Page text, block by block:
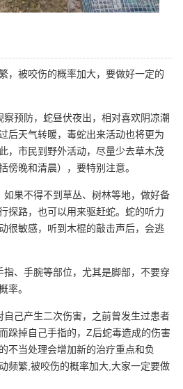
，被咬伤的概率加大，要做好一定的
预防，蛇昼伏夜出，相对喜欢阴凉潮
后天气转暖，毒蛇出来活动也将更为
，市民到野外活动，尽量少去草木茂
傍晚和清晨），要特别注意。
果不得不到草丛、树林等地，做好备
探路，也可以用来驱赶蛇。蛇的听力
很敏感，听到木棍的敲击声后，会逃
、手腕等部位，尤其是脚部，不要穿
率。
己产生二次伤害，之前曾发生过患者
跺掉自己手指的，Z后蛇毒造成的伤害
不当处理会增加新的治疗重点和负
频繁,被咬伤的概率加大,大家一定要做